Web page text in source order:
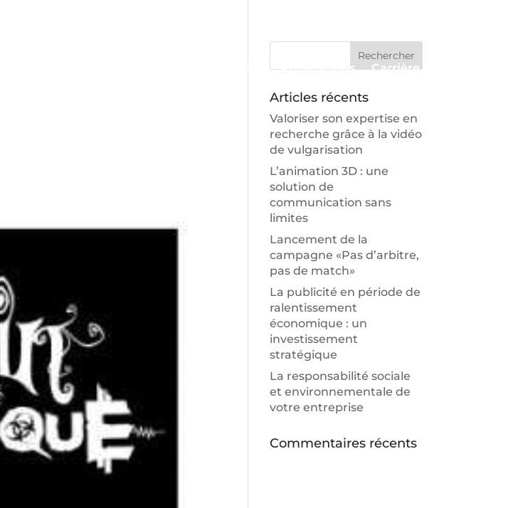
Approche Publications Carrière
Articles récents
Valoriser son expertise en
recherche grâce à la vidéo
de vulgarisation
L’animation 3D : une
solution de
communication sans
limites
Lancement de la
campagne «Pas d’arbitre,
pas de match»
La publicité en période de
ralentissement
économique : un
investissement
stratégique
La responsabilité sociale
et environnementale de
votre entreprise
Commentaires récents